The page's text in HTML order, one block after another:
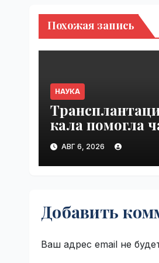
Похожая запись
НАУКА
кала помогла
пациентов
с пищевой
аллергией |
АВГ 6, 2026
Добавить
Ваш адрес email не